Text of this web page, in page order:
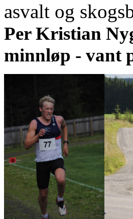
asvalt og
Per Kristian
minnløp - vant